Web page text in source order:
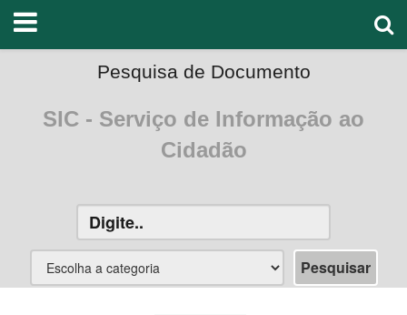
Pesquisa de Documento
SIC - Serviço de Informação ao
Cidadão